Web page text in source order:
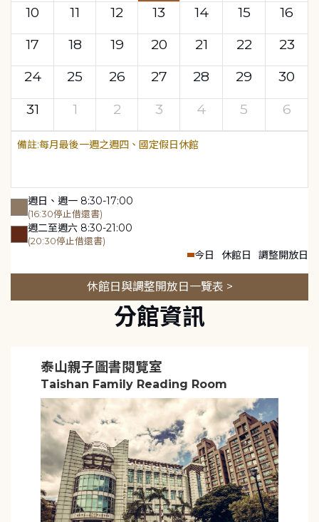
10
11 12 13 14 15
16
17
18 19 20 21 22
23
24
25 26 27 28 29
30
31
1 2 3 4 5 6
每月最後一週之週四、國定假日休館
週日、週一 8:30-17:00
(16:30停止借還書)
週二至週六 8:30-21:00
(20:30停止借還書)
今日 休館日 調整開放日
休館日與調整開放日一覽表 >
分館資訊
泰山親子圖書閱覽室
Taishan Family Reading Room